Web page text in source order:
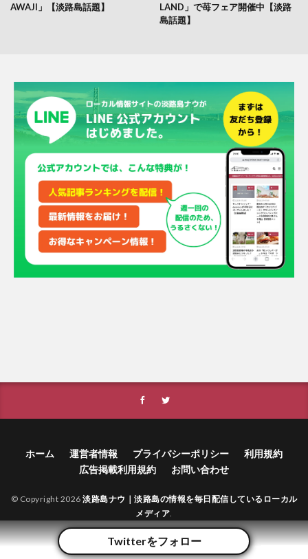
Twitterをフォロー
AWAJI」【淡路島話題】
LAND」で苺フェア開催中【淡路
島話題】
ホーム 運営者情報 プライバシーポリシー
利用規約
広告掲載利用規約
お問い合わせ
© Copyright 2026 淡路島ナウ｜淡路島の情報を毎日配信しているローカル
メディア.